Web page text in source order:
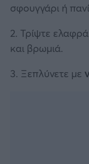
σφουγγάρι ή
2. Τρίψτε
και βρωμιά.
3. Ξεπλύνετε με